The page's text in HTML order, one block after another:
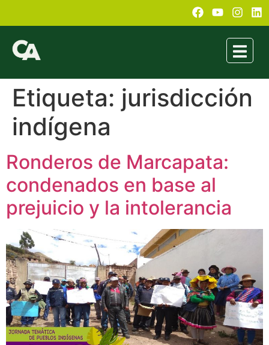
Etiqueta: jurisdicción
indígena
Ronderos de Marcapata:
condenados en base al
prejuicio y la intolerancia